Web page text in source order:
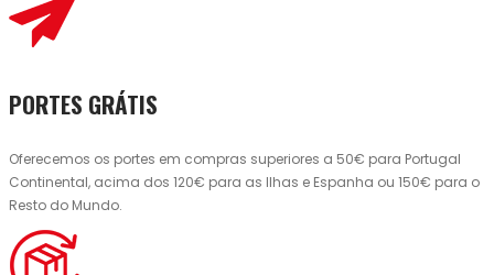
PORTES GRÁTIS
Oferecemos os portes em compras superiores a 50€ para Portugal
Continental, acima dos 120€ para as Ilhas e Espanha ou 150€ para o
Resto do Mundo.